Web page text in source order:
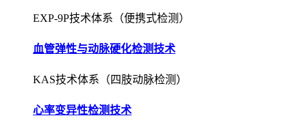
EXP-9P技术体系（便携式检测）
血管弹性与动脉硬化检测技术
KAS技术体系（四肢动脉检测）
心率变异性检测技术